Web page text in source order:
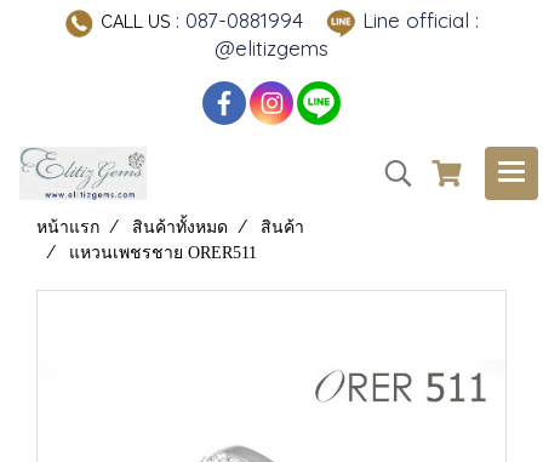
CALL US: 087-0881994
Line official :
@elitizgems
หน้าแรก สินค้าทั้งหมด
สินค้า
แหวนเพชรชาย ORER511